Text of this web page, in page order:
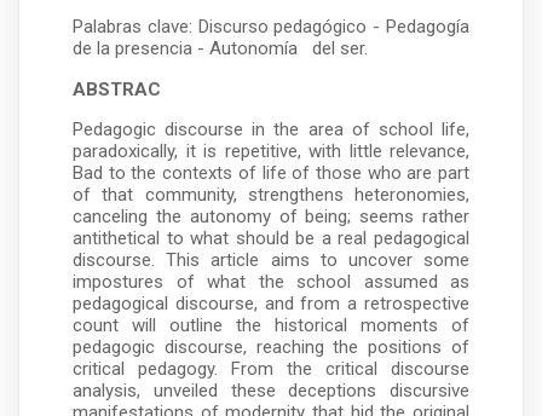
Palabras clave: Discurso pedagógico - Pedagogía
de la presencia - Autonomía del ser.
ABSTRAC
Pedagogic discourse in the area of school life,
paradoxically, it is repetitive, with little relevance,
Bad to the contexts of life of those who are part
of that community, strengthens heteronomies,
canceling the autonomy of being; seems rather
antithetical to what should be a real pedagogical
discourse. This article aims to uncover some
impostures of what the school assumed as
pedagogical discourse, and from a retrospective
count will outline the historical moments of
pedagogic discourse, reaching the positions of
critical pedagogy. From the critical discourse
analysis, unveiled these deceptions discursive